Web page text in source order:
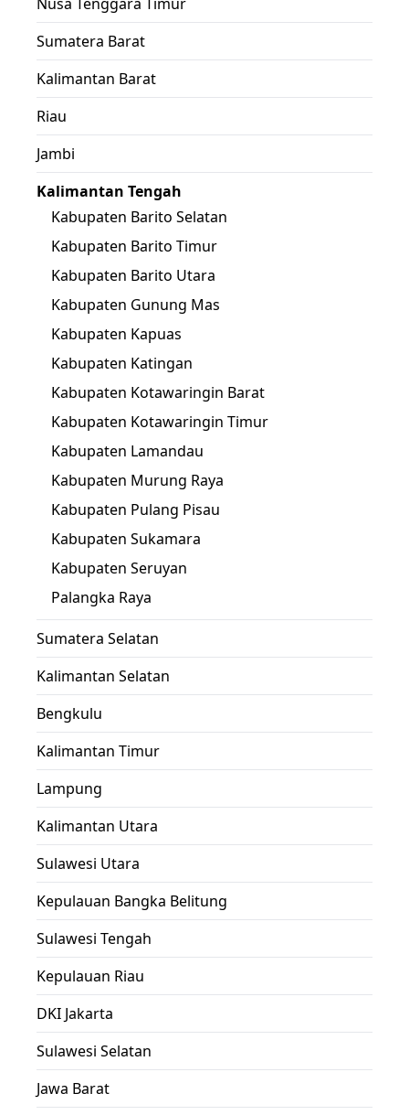
Sumatera Barat
Kalimantan Barat
Riau
Jambi
Kalimantan Tengah
Kabupaten Barito Selatan
Kabupaten Barito Timur
Kabupaten Barito Utara
Kabupaten Gunung Mas
Kabupaten Kapuas
Kabupaten Katingan
Kabupaten Kotawaringin Barat
Kabupaten Kotawaringin Timur
Kabupaten Lamandau
Kabupaten Murung Raya
Kabupaten Pulang Pisau
Kabupaten Sukamara
Kabupaten Seruyan
Palangka Raya
Sumatera Selatan
Kalimantan Selatan
Bengkulu
Kalimantan Timur
Lampung
Kalimantan Utara
Sulawesi Utara
Kepulauan Bangka Belitung
Sulawesi Tengah
Kepulauan Riau
DKI Jakarta
Sulawesi Selatan
Jawa Barat